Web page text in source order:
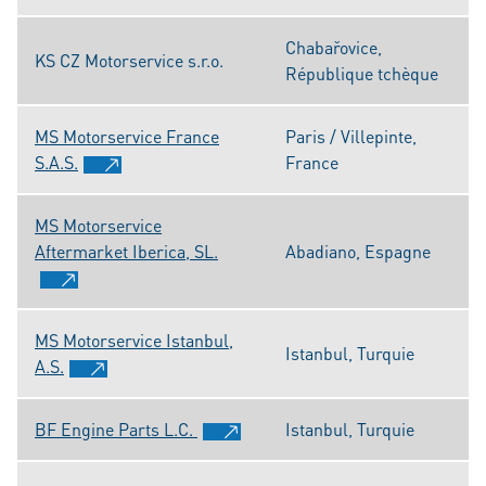
KS CZ Motorservice s.r.o.
Chabařovice,
République tchèque
MS Motorservice France
S.A.S.
Paris / Villepinte,
France
MS Motorservice
Aftermarket Iberica, SL.
Abadiano, Espagne
MS Motorservice Istanbul,
A.S.
Istanbul, Turquie
BF Engine Parts L.C. Istanbul, Turquie